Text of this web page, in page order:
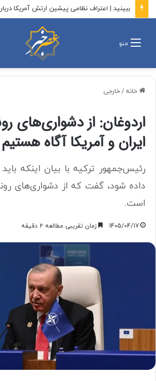
ببینید | اعتراف نظامی پیشین ارتش آمریکا
منو
خانه /خارجی
اردوغان: از دشواری‌های
ایران و آمریکا آگاه هستیم
رئیس‌جمهور ترکیه با بیان اینکه
داده شود، گفت که از دشواری‌های
است.
1405/04/17 زمان تقریبی مطالعه 2 دقیقه